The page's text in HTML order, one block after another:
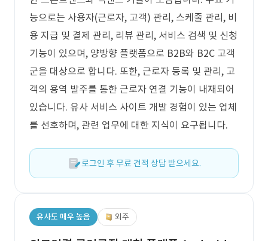
능으로는 사용자(근로자, 고객) 관리, 스케줄 관리, 비
용 지급 및 결제 관리, 리뷰 관리, 서비스 검색 및 신청
기능이 있으며, 양방향 플랫폼으로 B2B와 B2C 고객
군을 대상으로 합니다. 또한, 근로자 등록 및 관리, 고
객의 용역 발주를 통한 근로자 연결 기능이 내재되어
있습니다. 유사 서비스 사이트 개발 경험이 있는 업체
를 선호하며, 관련 업무에 대한 지식이 요구됩니다.
로그인 후 무료 견적 상담 받으세요.
유사도 매우 높음 외주